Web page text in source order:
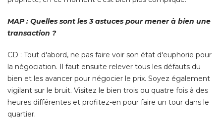
MAP : Quelles sont les 3 astuces pour mener à bien une
transaction ?
CD : Tout d'abord, ne pas faire voir son état d'euphorie pour
la négociation. Il faut ensuite relever tous les défauts du
bien et les avancer pour négocier le prix. Soyez également
vigilant sur le bruit. Visitez le bien trois ou quatre fois à des
heures différentes et profitez-en pour faire un tour dans le
quartier.